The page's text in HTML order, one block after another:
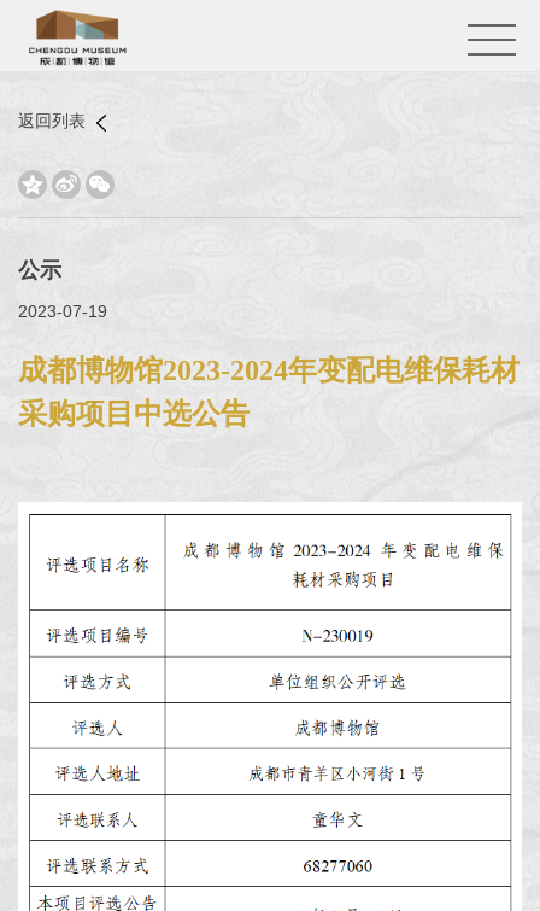
返回列表
  
公示
2023-07-19
成都博物馆2023-2024年变配电维保耗材
采购项目中选公告